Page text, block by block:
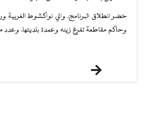
حَضر انطلاق البرنامج، والي نواكشوط الغربية
وحاكم مقاطعة تفرغ زينه وعمدة بلديتها، وعدد